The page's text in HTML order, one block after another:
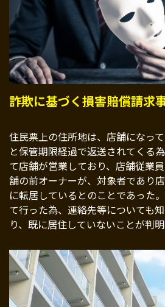
詐欺に基づく損害賠償請求
住民票上の住所地は、店舗になっ
と保管期限経過で返送されてくる
て店舗が営業しており、店舗従業
舗の前オーナーが、対象者であり
に転居しているとのことであった
て行った為、連絡先等についても
り、既に居住していないことが判明